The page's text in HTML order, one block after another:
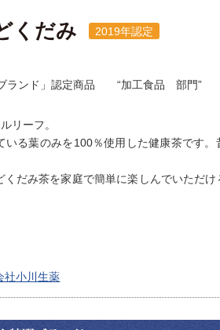
くだみ 2019年認定
ランド」認定商品 “加工食品 部門”
リーフ。
いる葉のみを100％使用した健康茶です。
くだみ茶を家庭で簡単に楽しんでいただけ
社小川生薬